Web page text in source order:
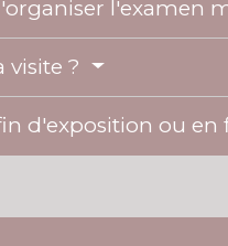
l'examen
visite ?
d'exposition ou en